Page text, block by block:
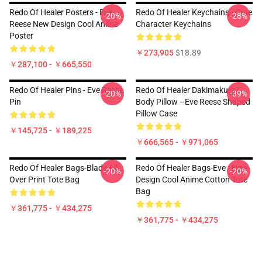
Redo Of Healer Posters - Eve
Reese New Design Cool Anime
Poster
￥287,100 - ￥665,550
-20%
Redo Of Healer Keychains - Cute
Character Keychains
￥273,905$18.89
-28%
Redo Of Healer Pins - Eve Reese
Pin
￥145,725 - ￥189,225
-20%
Redo Of Healer Dakimakura/
Body Pillow –Eve Reese Shaped
Pillow Case
￥666,565 - ￥971,065
-39%
Redo Of Healer Bags-Blade All
Over Print Tote Bag
￥361,775 - ￥434,275
-20%
Redo Of Healer Bags-Eve - New
Design Cool Anime Cotton Tote
Bag
￥361,775 - ￥434,275
-20%